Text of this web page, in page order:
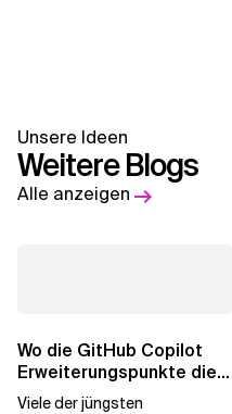
Unsere Ideen
Weitere Blogs
Alle anzeigen
Wo die GitHub Copilot
Erweiterungspunkte die
Governance brechen
Viele der jüngsten